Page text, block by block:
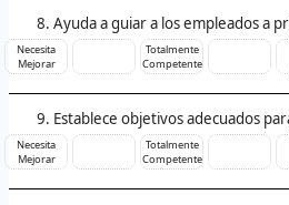
Ayuda a guiar a los empleados a
Necesita
Mejorar
Totalmente
Competente
Establece objetivos adecuados
Necesita
Mejorar
Totalmente
Competente